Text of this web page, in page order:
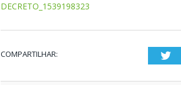
DECRETO_1539198323
COMPARTILHAR: